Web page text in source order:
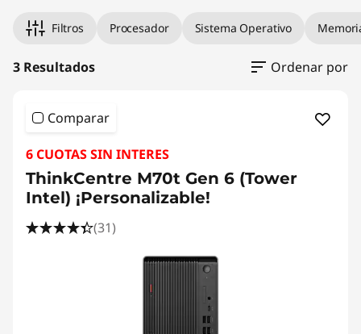
Filtros Procesador Sistema Operativo
3 Resultados Ordenar por
Comparar
6 CUOTAS SIN INTERES
ThinkCentre M70t Gen 6 (Tower
Intel) ¡Personalizable!
(31)